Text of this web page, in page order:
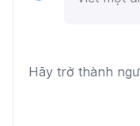
Hãy trở thành